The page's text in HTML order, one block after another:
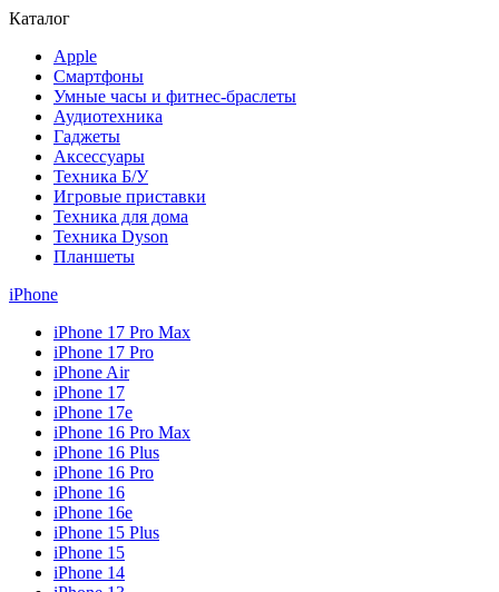
Каталог
Apple
Смартфоны
Умные часы и фитнес-браслеты
Аудиотехника
Гаджеты
Аксессуары
Техника Б/У
Игровые приставки
Техника для дома
Техника Dyson
Планшеты
iPhone
iPhone 17 Pro Max
iPhone 17 Pro
iPhone Air
iPhone 17
iPhone 17e
iPhone 16 Pro Max
iPhone 16 Plus
iPhone 16 Pro
iPhone 16
iPhone 16e
iPhone 15 Plus
iPhone 15
iPhone 14